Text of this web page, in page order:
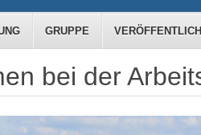
GRUPPE
bei der